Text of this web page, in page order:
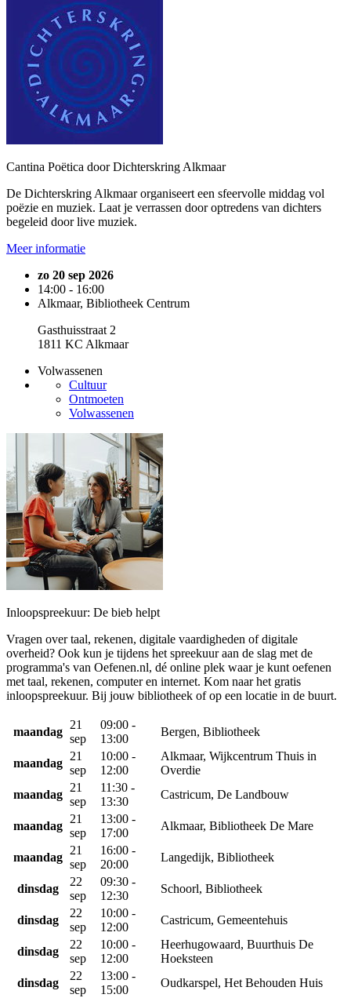
Cantina Poëtica door Dichterskring Alkmaar
De Dichterskring Alkmaar organiseert een sfeervolle middag vol
poëzie en muziek. Laat je verrassen door optredens van dichters
begeleid door live muziek.
Meer informatie
zo 20 sep 2026
14:00 - 16:00
Alkmaar, Bibliotheek Centrum
Gasthuisstraat 2
1811 KC Alkmaar
Volwassenen
Cultuur
Ontmoeten
Volwassenen
Inloopspreekuur: De bieb helpt
Vragen over taal, rekenen, digitale vaardigheden of digitale
overheid? Ook kun je tijdens het spreekuur aan de slag met de
programma's van Oefenen.nl, dé online plek waar je kunt oefenen
met taal, rekenen, computer en internet. Kom naar het gratis
inloopspreekuur. Bij jouw bibliotheek of op een locatie in de buurt.
maandag
21
sep
09:00 -
13:00
Bergen, Bibliotheek
maandag
21
sep
10:00 -
12:00
Alkmaar, Wijkcentrum Thuis in
Overdie
maandag
21
sep
11:30 -
13:30
Castricum, De Landbouw
maandag
21
sep
13:00 -
17:00
Alkmaar, Bibliotheek De Mare
maandag
21
sep
16:00 -
20:00
Langedijk, Bibliotheek
dinsdag
22
sep
09:30 -
12:30
Schoorl, Bibliotheek
dinsdag
22
sep
10:00 -
12:00
Castricum, Gemeentehuis
dinsdag
22
sep
10:00 -
12:00
Heerhugowaard, Buurthuis De
Hoeksteen
dinsdag
22
sep
13:00 -
15:00
Oudkarspel, Het Behouden Huis